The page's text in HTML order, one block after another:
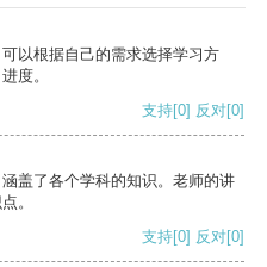
以根据自己的需求选择学习方
度。
支持[0] 反对[0]
盖了各个学科的知识。老师的讲
。
支持[0] 反对[0]